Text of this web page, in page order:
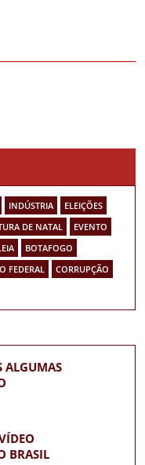
INDÚSTRIA
ELEIÇÕES
DE NATAL
EVENTO
BOTAFOGO
FEDERAL
CORRUPÇÃO
ALGUMAS
BRASIL